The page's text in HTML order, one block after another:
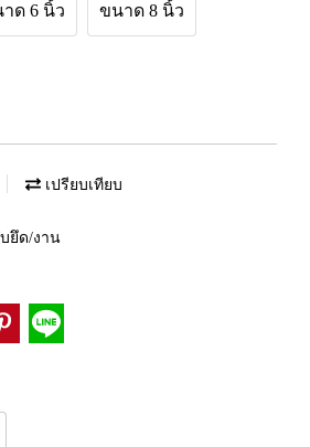
ด 6 นิ้ว ขนาด 8 นิ้ว
เปรียบเทียบ
ยึด/งาน